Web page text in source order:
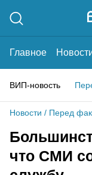
Главное
ВИП-новость
Новости / Перед
что СМИ